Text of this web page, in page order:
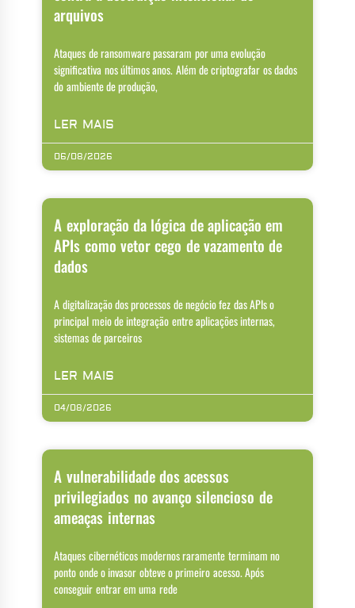
arquivos
Ataques de ransomware passaram por uma evolução
significativa nos últimos anos. Além de criptografar os dados
do ambiente de produção,
LER MAIS
06/08/2026
A exploração da lógica de aplicação em
APIs como vetor cego de vazamento de
dados
A digitalização dos processos de negócio fez das APIs o
principal meio de integração entre aplicações internas,
sistemas de parceiros
LER MAIS
04/08/2026
A vulnerabilidade dos acessos
privilegiados no avanço silencioso de
ameaças internas
Ataques cibernéticos modernos raramente terminam no
ponto onde o invasor obteve o primeiro acesso. Após
conseguir entrar em uma rede